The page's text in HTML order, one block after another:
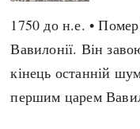
Регіони
Австралія
Азія
Америка
1750 до н.е. • Помер
Вавилонії. Він
кінець останній
першим царем